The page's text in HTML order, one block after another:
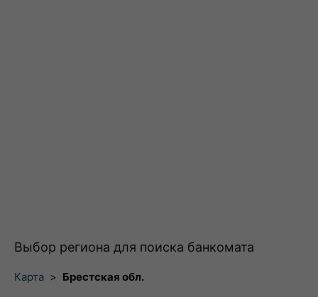
Выбор региона для поиска банкомата
Карта > Брестская обл.